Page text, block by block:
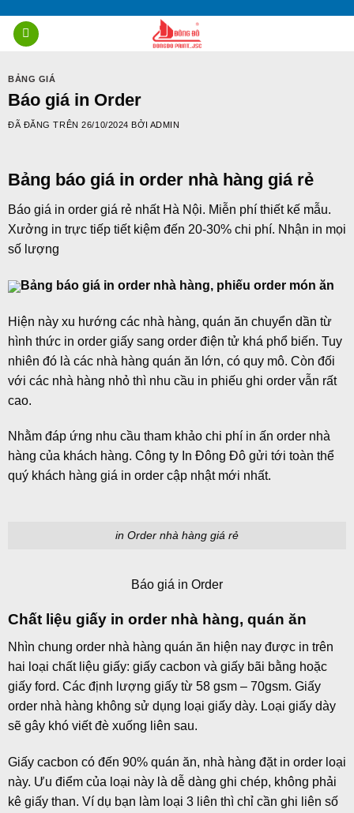
đến
BẢNG GIÁ
Báo giá in Order
ĐÃ ĐĂNG TRÊN26/10/2024 BỞI ADMIN
Bảng báo giá in order nhà hàng giá rẻ
Báo giá in order giá rẻ nhất Hà Nội. Miễn phí thiết kế mẫu.
Xưởng in trực tiếp tiết kiệm đến 20-30% chi phí. Nhận in mọi
số lượng
Bảng báo giá in order nhà hàng, phiếu order món ăn
Hiện này xu hướng các nhà hàng, quán ăn chuyển dần từ
hình thức in order giấy sang order điện tử khá phổ biến. Tuy
nhiên đó là các nhà hàng quán ăn lớn, có quy mô. Còn đối
với các nhà hàng nhỏ thì nhu cầu in phiếu ghi order vẫn rất
cao.
Nhằm đáp ứng nhu cầu tham khảo chi phí in ấn order nhà
hàng của khách hàng. Công ty In Đông Đô gửi tới toàn thể
quý khách hàng giá in order cập nhật mới nhất.
in Order nhà hàng giá rẻ
Báo giá in Order
Chất liệu giấy in order nhà hàng, quán ăn
Nhìn chung order nhà hàng quán ăn hiện nay được in trên
hai loại chất liệu giấy: giấy cacbon và giấy bãi bằng hoặc
giấy ford. Các định lượng giấy từ 58 gsm – 70gsm. Giấy
order nhà hàng không sử dụng loại giấy dày. Loại giấy dày
sẽ gây khó viết đè xuống liên sau.
Giấy cacbon có đến 90% quán ăn, nhà hàng đặt in order loại
này. Ưu điểm của loại này là dễ dàng ghi chép, không phải
kê giấy than. Ví dụ bạn làm loại 3 liên thì chỉ cần ghi liên số